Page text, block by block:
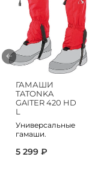
ГАМАШИ
TATONKA
GAITER 420 HD
L
Универсальные
гамаши.
5 299 ₽